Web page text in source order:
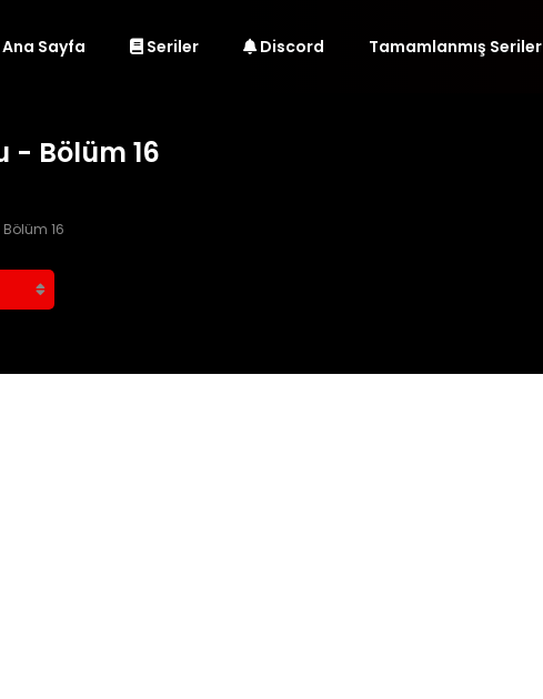
Ana Sayfa Seriler Discord Tamamlanmış Seriler
- Bölüm 16
Bölüm 16